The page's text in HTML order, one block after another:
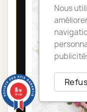
Nous
8/10
14 avis